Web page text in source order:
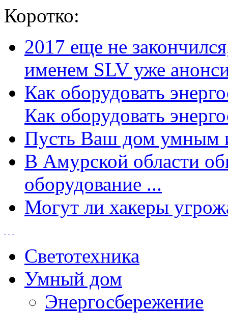
Коротко:
2017 еще не
именем SLV уже
Как оборудовать
Как оборудовать
Пусть Ваш дом умным
В Амурской области
оборудование ...
Могут ли хакеры
Светотехника
Умный дом
Энергосбережение